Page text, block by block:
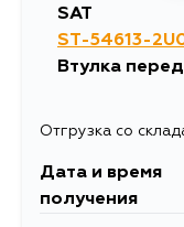
SAT
ST-54613-
Втулка
Отгрузка со
Дата и время
получения